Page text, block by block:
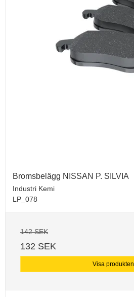
Bromsbelägg NISSAN P. SILVIA
Industri Kemi
LP_078
142 SEK
132 SEK
Visa produkten